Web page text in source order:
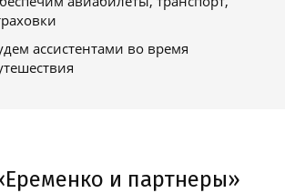
ассистентами во время
и партнеры»